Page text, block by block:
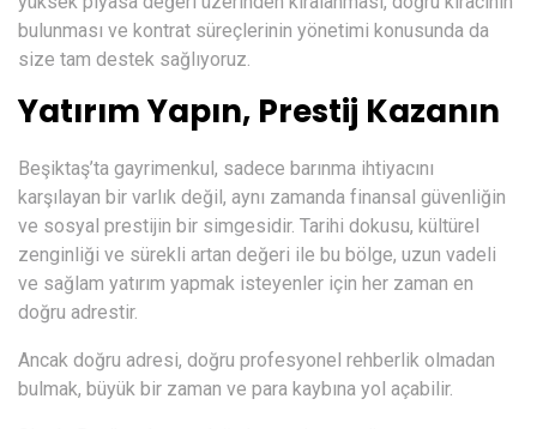
bulunması ve kontrat süreçlerinin yönetimi konusunda da
size tam destek sağlıyoruz.
Yatırım Yapın, Prestij Kazanın
Beşiktaş’ta gayrimenkul, sadece barınma ihtiyacını
karşılayan bir varlık değil, aynı zamanda finansal güvenliğin
ve sosyal prestijin bir simgesidir. Tarihi dokusu, kültürel
zenginliği ve sürekli artan değeri ile bu bölge, uzun vadeli
ve sağlam yatırım yapmak isteyenler için her zaman en
doğru adrestir.
Ancak doğru adresi, doğru profesyonel rehberlik olmadan
bulmak, büyük bir zaman ve para kaybına yol açabilir.